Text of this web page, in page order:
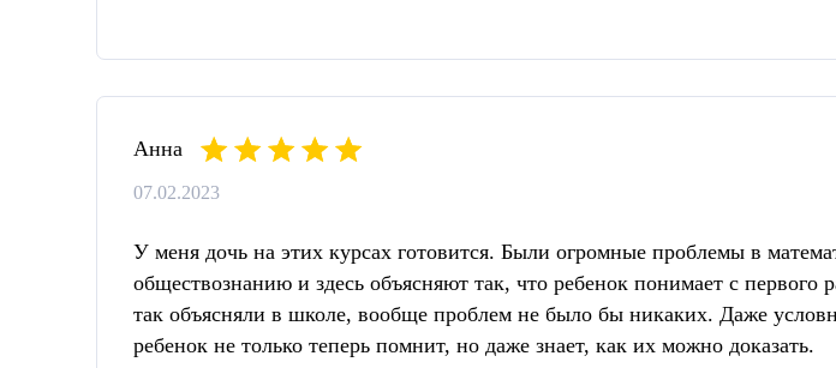
Анна
07.02.2023
У меня дочь на этих курсах готовится. Были огромные проблемы в
обществознанию и здесь объясняют так, что ребенок понимает с первого
так объясняли в школе, вообще проблем не было бы никаких. Даже
ребенок не только теперь помнит, но даже знает, как их можно доказать.